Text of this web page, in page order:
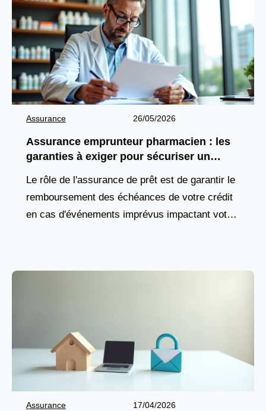
Assurance 26/05/2026
Assurance emprunteur pharmacien : les
garanties à exiger pour sécuriser un
Le rôle de l'assurance de prêt est de garantir le
remboursement des échéances de votre crédit
en cas d'événements imprévus impactant votre
Assurance 17/04/2026